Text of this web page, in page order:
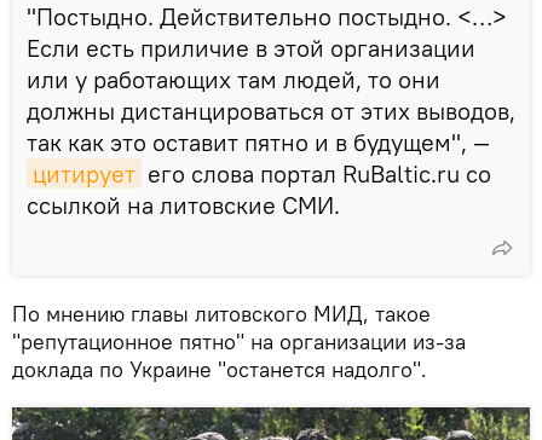
"Постыдно. Действительно постыдно. <…>
Если есть приличие в этой организации
или у работающих там людей, то они
должны дистанцироваться от этих выводов,
так как это оставит пятно и в будущем", —
цитирует его слова портал RuBaltic.ru со
ссылкой на литовские СМИ.
По мнению главы литовского МИД, такое
"репутационное пятно" на организации из-за
доклада по Украине "останется надолго".